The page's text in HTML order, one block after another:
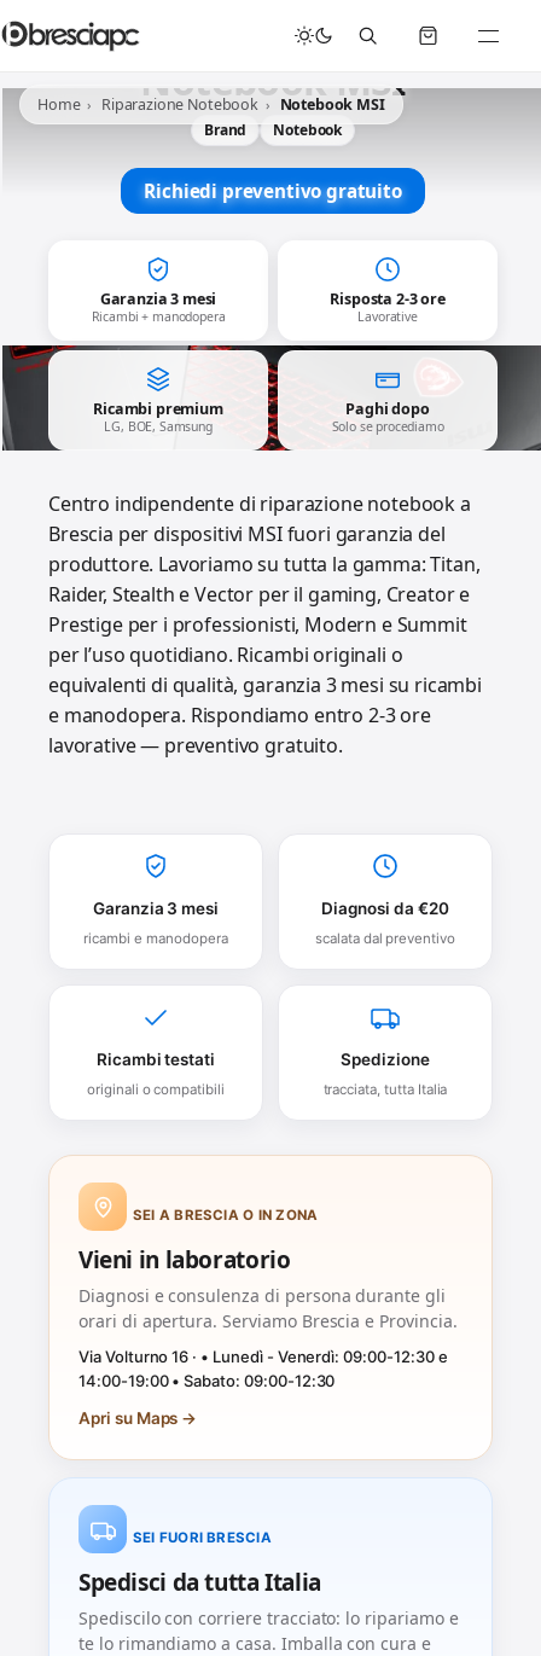
☀️ Chiusura Estiva - Il laboratorio resterà chiuso per ferie dal 29/06/2026 al 05/07/2026 compresi.
Home Riparazione Notebook Notebook MSI
Notebook MSI
Brand Notebook
Richiedi preventivo gratuito
Garanzia 3 mesi
Ricambi + manodopera
Risposta 2-3 ore
Lavorative
Ricambi premium
LG, BOE, Samsung
Paghi dopo
Solo se procediamo
Centro indipendente di riparazione notebook a
Brescia per dispositivi MSI fuori garanzia del
produttore. Lavoriamo su tutta la gamma: Titan,
Raider, Stealth e Vector per il gaming, Creator e
Prestige per i professionisti, Modern e Summit
per l’uso quotidiano. Ricambi originali o
equivalenti di qualità, garanzia 3 mesi su ricambi
e manodopera. Rispondiamo entro 2-3 ore
lavorative — preventivo gratuito.
Garanzia 3 mesi
ricambi e manodopera
Diagnosi da €20
scalata dal preventivo
Ricambi testati
originali o compatibili
Spedizione
tracciata, tutta Italia
SEI A BRESCIA O IN ZONA
Vieni in laboratorio
Diagnosi e consulenza di persona durante gli
orari di apertura. Serviamo Brescia e Provincia.
Via Volturno 16 · • Lunedì - Venerdì: 09:00-12:30 e
14:00-19:00 • Sabato: 09:00-12:30
Apri su Maps →
SEI FUORI BRESCIA
Spedisci da tutta Italia
Spediscilo con corriere tracciato: lo ripariamo e
te lo rimandiamo a casa. Imballa con cura e